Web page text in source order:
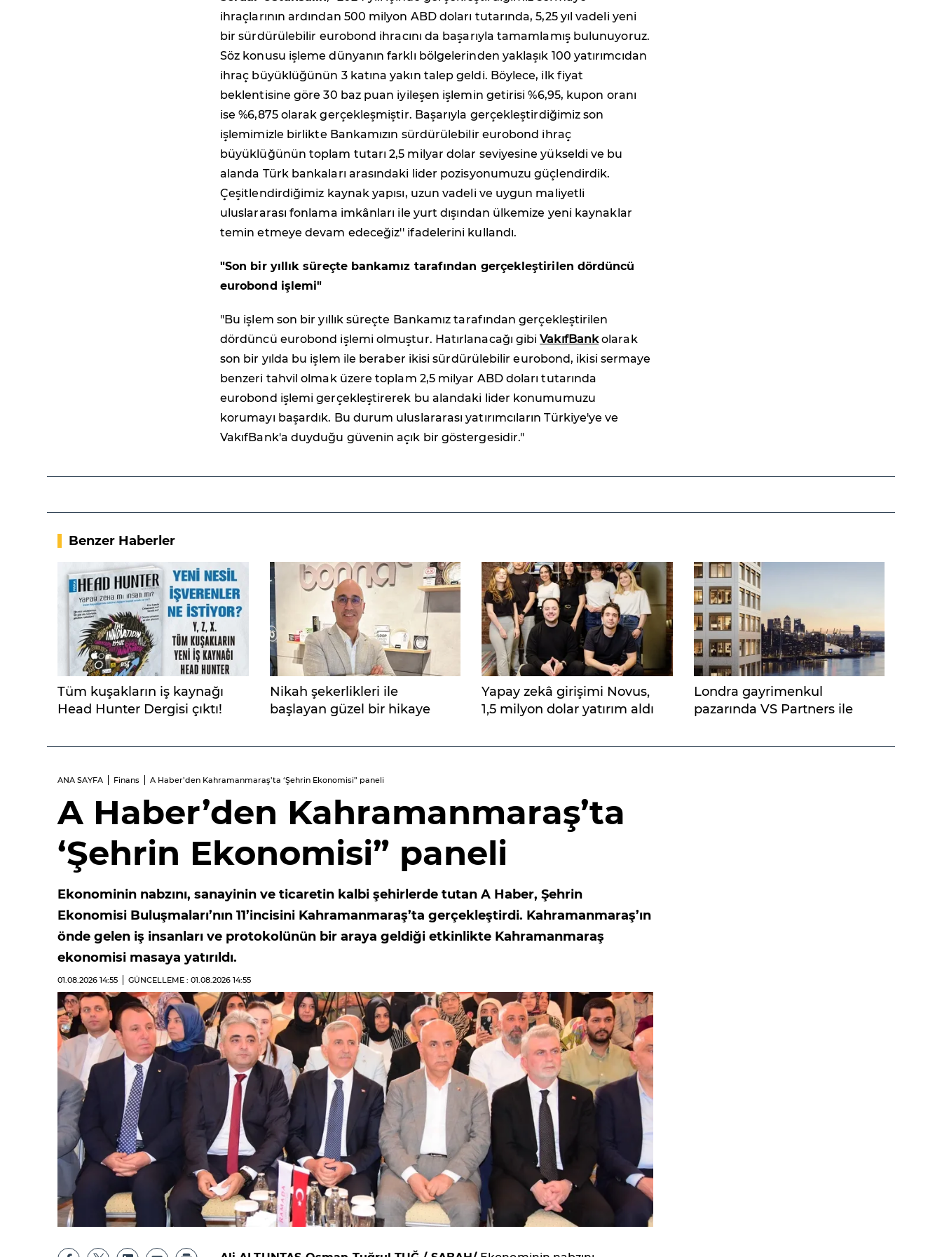
ihraçlarının ardından 500 milyon ABD doları tutarında, 5,25 yıl vadeli yeni
bir sürdürülebilir eurobond ihracını da başarıyla tamamlamış bulunuyoruz.
Söz konusu işleme dünyanın farklı bölgelerinden yaklaşık 100 yatırımcıdan
ihraç büyüklüğünün 3 katına yakın talep geldi. Böylece, ilk fiyat
beklentisine göre 30 baz puan iyileşen işlemin getirisi %6,95, kupon oranı
ise %6,875 olarak gerçekleşmiştir. Başarıyla gerçekleştirdiğimiz son
işlemimizle birlikte Bankamızın sürdürülebilir eurobond ihraç
büyüklüğünün toplam tutarı 2,5 milyar dolar seviyesine yükseldi ve bu
alanda Türk bankaları arasındaki lider pozisyonumuzu güçlendirdik.
Çeşitlendirdiğimiz kaynak yapısı, uzun vadeli ve uygun maliyetli
uluslararası fonlama imkânları ile yurt dışından ülkemize yeni kaynaklar
temin etmeye devam edeceğiz'' ifadelerini kullandı.
"Son bir yıllık süreçte bankamız tarafından gerçekleştirilen dördüncü
eurobond işlemi"
"Bu işlem son bir yıllık süreçte Bankamız tarafından gerçekleştirilen
dördüncü eurobond işlemi olmuştur. Hatırlanacağı gibiVakıfBankolarak
son bir yılda bu işlem ile beraber ikisi sürdürülebilir eurobond, ikisi sermaye
benzeri tahvil olmak üzere toplam 2,5 milyar ABD doları tutarında
eurobond işlemi gerçekleştirerek bu alandaki lider konumumuzu
korumayı başardık. Bu durum uluslararası yatırımcıların Türkiye'ye ve
VakıfBank'a duyduğu güvenin açık bir göstergesidir."
Benzer Haberler
Tüm kuşakların iş kaynağı
Head Hunter Dergisi çıktı!
Nikah şekerlikleri ile
başlayan güzel bir hikaye
Yapay zekâ girişimi Novus,
1,5 milyon dolar yatırım aldı
Londra gayrimenkul
pazarında VS Partners ile
ANA SAYFA Finans A Haber’den Kahramanmaraş’ta ‘Şehrin Ekonomisi” paneli
A Haber’den Kahramanmaraş’ta
‘Şehrin Ekonomisi” paneli
Ekonominin nabzını, sanayinin ve ticaretin kalbi şehirlerde tutan A Haber, Şehrin
Ekonomisi Buluşmaları’nın 11’incisini Kahramanmaraş’ta gerçekleştirdi. Kahramanmaraş’ın
önde gelen iş insanları ve protokolünün bir araya geldiği etkinlikte Kahramanmaraş
ekonomisi masaya yatırıldı.
01.08.2026 14:55 GÜNCELLEME : 01.08.2026 14:55